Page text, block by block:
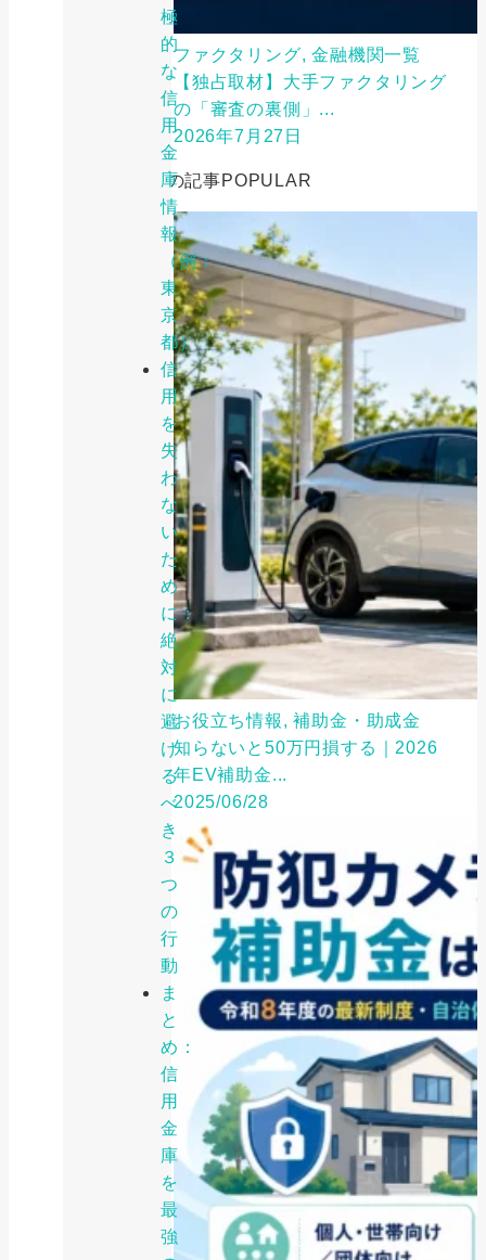
極
的
な
信
用
金
庫
情
報
（例：
東
京
都）
信
用
を
失
わ
な
い
た
め
に：
絶
対
に
避
け
る
べ
き
３
つ
の
行
動
ま
と
め：
信
用
金
庫
を
最
強
ファクタリング, 金融機関一覧
【独占取材】大手ファクタリング
の「審査の裏側」...
2026年7月27日
人気の記事POPULAR
お役立ち情報, 補助金・助成金
知らないと50万円損する｜2026
年EV補助金...
2025/06/28